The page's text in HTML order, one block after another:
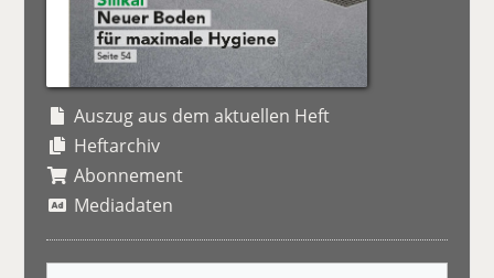
Auszug aus dem aktuellen Heft
Heftarchiv
Abonnement
Mediadaten